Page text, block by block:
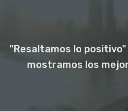
"Resaltamos lo
mostramos los